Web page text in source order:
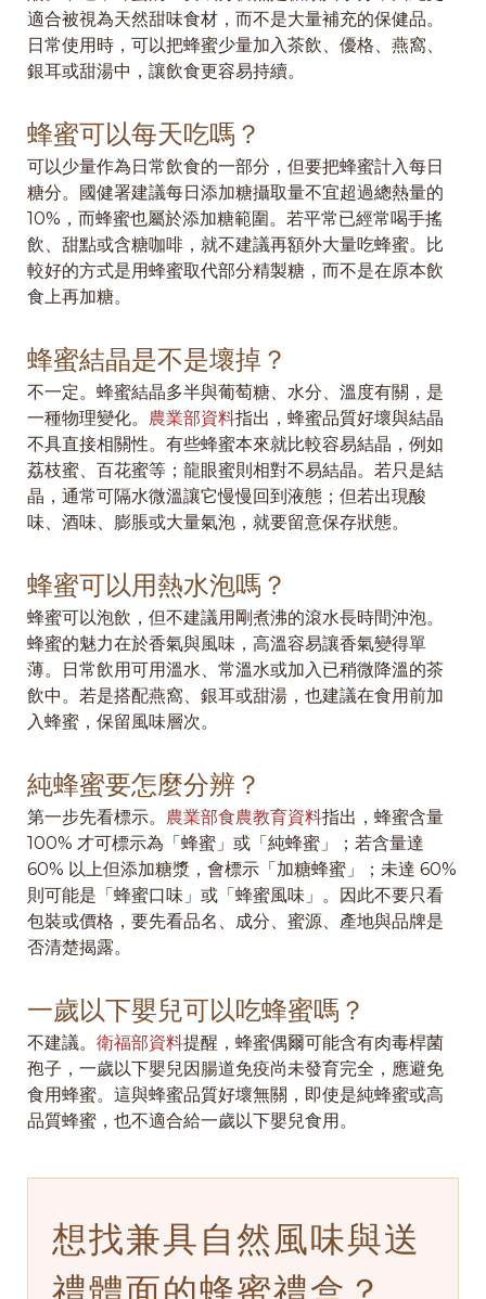
適合被視為天然甜味食材，而不是大量補充的保健品。
日常使用時，可以把蜂蜜少量加入茶飲、優格、燕窩、
銀耳或甜湯中，讓飲食更容易持續。
蜂蜜可以每天吃嗎？
可以少量作為日常飲食的一部分，但要把蜂蜜計入每日
糖分。國健署建議每日添加糖攝取量不宜超過總熱量的
10%，而蜂蜜也屬於添加糖範圍。若平常已經常喝手搖
飲、甜點或含糖咖啡，就不建議再額外大量吃蜂蜜。比
較好的方式是用蜂蜜取代部分精製糖，而不是在原本飲
食上再加糖。
蜂蜜結晶是不是壞掉？
不一定。蜂蜜結晶多半與葡萄糖、水分、溫度有關，是
一種物理變化。 農業部資料指出，蜂蜜品質好壞與結晶
不具直接相關性。有些蜂蜜本來就比較容易結晶，例如
荔枝蜜、百花蜜等；龍眼蜜則相對不易結晶。若只是結
晶，通常可隔水微溫讓它慢慢回到液態；但若出現酸
味、酒味、膨脹或大量氣泡，就要留意保存狀態。
蜂蜜可以用熱水泡嗎？
蜂蜜可以泡飲，但不建議用剛煮沸的滾水長時間沖泡。
蜂蜜的魅力在於香氣與風味，高溫容易讓香氣變得單
薄。日常飲用可用溫水、常溫水或加入已稍微降溫的茶
飲中。若是搭配燕窩、銀耳或甜湯，也建議在食用前加
入蜂蜜，保留風味層次。
純蜂蜜要怎麼分辨？
第一步先看標示。 農業部食農教育資料指出，蜂蜜含量
100% 才可標示為「蜂蜜」或「純蜂蜜」；若含量達
60% 以上但添加糖漿，會標示「加糖蜂蜜」；未達 60%
則可能是「蜂蜜口味」或「蜂蜜風味」。因此不要只看
包裝或價格，要先看品名、成分、蜜源、產地與品牌是
否清楚揭露。
一歲以下嬰兒可以吃蜂蜜嗎？
不建議。 衛福部資料提醒，蜂蜜偶爾可能含有肉毒桿菌
孢子，一歲以下嬰兒因腸道免疫尚未發育完全，應避免
食用蜂蜜。這與蜂蜜品質好壞無關，即使是純蜂蜜或高
品質蜂蜜，也不適合給一歲以下嬰兒食用。
想找兼具自然風味與送